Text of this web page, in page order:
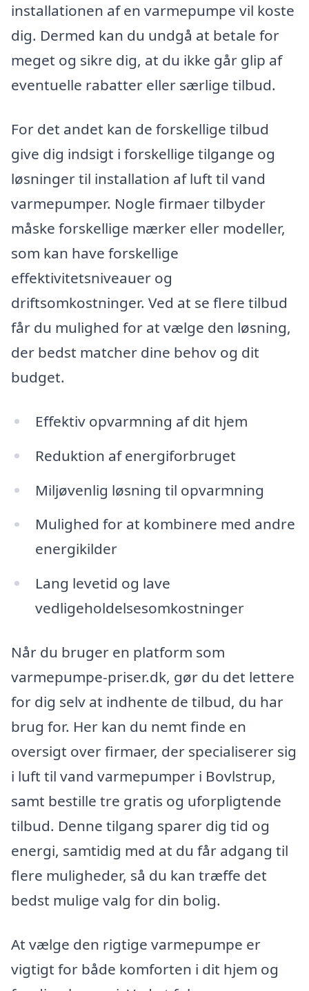
installationen af en varmepumpe vil koste
dig. Dermed kan du undgå at betale for
meget og sikre dig, at du ikke går glip af
eventuelle rabatter eller særlige tilbud.
For det andet kan de forskellige tilbud
give dig indsigt i forskellige tilgange og
løsninger til installation af luft til vand
varmepumper. Nogle firmaer tilbyder
måske forskellige mærker eller modeller,
som kan have forskellige
effektivitetsniveauer og
driftsomkostninger. Ved at se flere tilbud
får du mulighed for at vælge den løsning,
der bedst matcher dine behov og dit
budget.
Effektiv opvarmning af dit hjem
Reduktion af energiforbruget
Miljøvenlig løsning til opvarmning
Mulighed for at kombinere med andre
energikilder
Lang levetid og lave
vedligeholdelsesomkostninger
Når du bruger en platform som
varmepumpe-priser.dk, gør du det lettere
for dig selv at indhente de tilbud, du har
brug for. Her kan du nemt finde en
oversigt over firmaer, der specialiserer sig
i luft til vand varmepumper i Bovlstrup,
samt bestille tre gratis og uforpligtende
tilbud. Denne tilgang sparer dig tid og
energi, samtidig med at du får adgang til
flere muligheder, så du kan træffe det
bedst mulige valg for din bolig.
At vælge den rigtige varmepumpe er
vigtigt for både komforten i dit hjem og